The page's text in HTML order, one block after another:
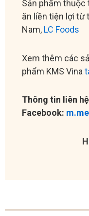
Sản phẩm thuộc
ăn liền tiện lợi từ
Nam, LC Foods
Xem thêm các
phẩm KMS Vina
Thông tin liên
Facebook:
Hotline: